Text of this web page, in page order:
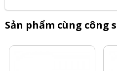
Sản phẩm cùng công